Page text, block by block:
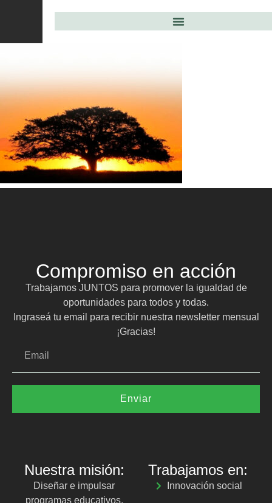
Compromiso en acción
Trabajamos JUNTOS para promover la igualdad de
oportunidades para todos y todas.
Ingraseá tu email para recibir nuestra newsletter mensual
¡Gracias!
Enviar
Nuestra misión:
Diseñar e impulsar
programas educativos,
Trabajamos en:
Innovación social